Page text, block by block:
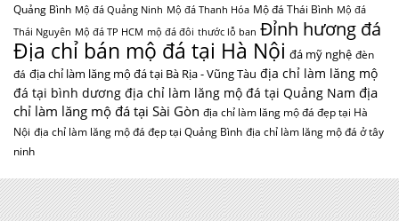
Quảng Bình Mộ đá Quảng Ninh Mộ đá Thanh Hóa Mộ đá Thái Bình Mộ đá
Thái Nguyên Mộ đá TP HCM mộ đá đôi thước lỗ ban Đỉnh hương đá
Địa chỉ bán mộ đá tại Hà Nội đá mỹ nghệ đèn
đá địa chỉ làm lăng mộ đá tại Bà Rịa - Vũng Tàu địa chỉ làm lăng mộ
đá tại bình dương địa chỉ làm lăng mộ đá tại Quảng Nam địa
chỉ làm lăng mộ đá tại Sài Gòn địa chỉ làm lăng mộ đá đẹp tại Hà
Nội địa chỉ làm lăng mộ đá đẹp tại Quảng Bình địa chỉ làm lăng mộ đá ở tây
ninh